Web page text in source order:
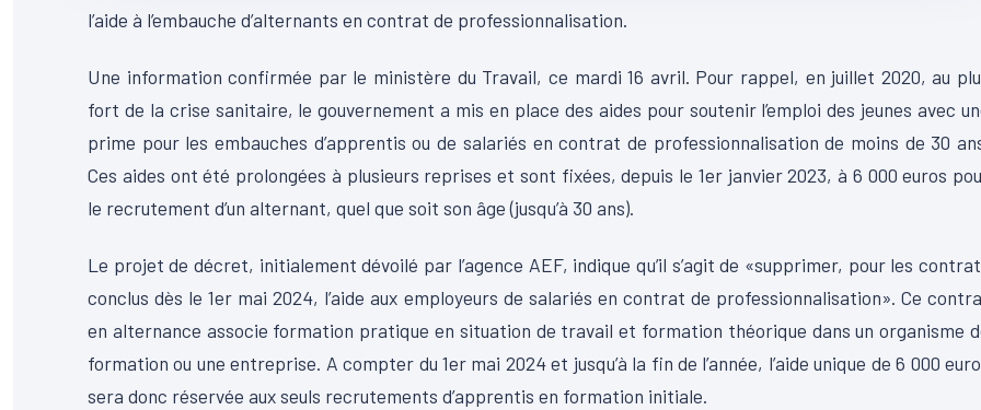
l’aide à l’embauche d’alternants en contrat de professionnalisation.
Une information confirmée par le ministère du Travail, ce mardi 16 avril. Pour rappel, en juillet 2020, au
fort de la crise sanitaire, le gouvernement a mis en place des aides pour soutenir l’emploi des jeunes avec
prime pour les embauches d’apprentis ou de salariés en contrat de professionnalisation de moins de 30
Ces aides ont été prolongées à plusieurs reprises et sont fixées, depuis le 1er janvier 2023, à 6 000 euros
le recrutement d’un alternant, quel que soit son âge (jusqu’à 30 ans).
Le projet de décret, initialement dévoilé par l’agence AEF, indique qu’il s’agit de «supprimer, pour les
conclus dès le 1er mai 2024, l’aide aux employeurs de salariés en contrat de professionnalisation». Ce
en alternance associe formation pratique en situation de travail et formation théorique dans un organisme
formation ou une entreprise. A compter du 1er mai 2024 et jusqu’à la fin de l’année, l’aide unique de 6 000
sera donc réservée aux seuls recrutements d’apprentis en formation initiale.